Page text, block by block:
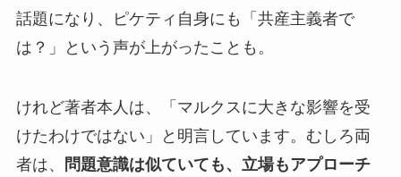
話題になり、ピケティ自身にも「共産主義者で
は？」という声が上がったことも。
けれど著者本人は、「マルクスに大きな影響を受
けたわけではない」と明言しています。むしろ両
者は、
問題意識は似ていても、立場もアプローチ